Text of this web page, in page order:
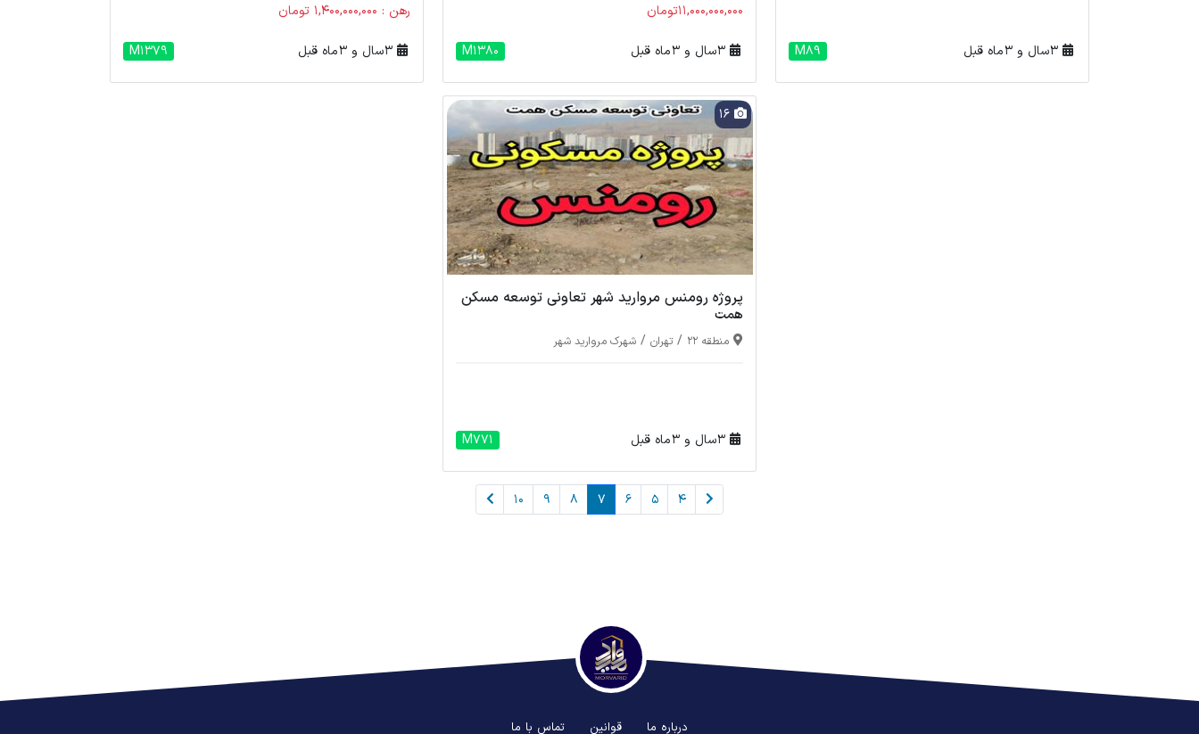
3 سال و 3 ماه قبل M89
11,000,000,000تومان
3 سال و 3 ماه قبل M1380
رهن : 1,400,000,000 تومان
3 سال و 3 ماه قبل M1379
پروژه رومنس مروارید شهر تعاونی توسعه مسکن
همت
منطقه 22 / تهران / شهرک مروارید شهر
3 سال و 3 ماه قبل M771
4
5
6
7
8
9
10
درباره ما قوانین تماس با ما